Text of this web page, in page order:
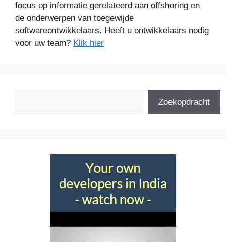
focus op informatie gerelateerd aan offshoring en
de onderwerpen van toegewijde
softwareontwikkelaars. Heeft u ontwikkelaars nodig
voor uw team? Klik hier
Zoekopdracht